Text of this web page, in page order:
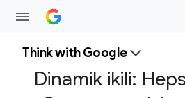
Think with Google
Dinamik ikili: